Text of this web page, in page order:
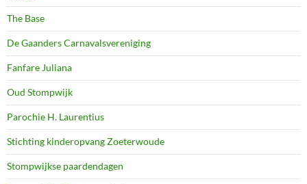
The Base
De Gaanders Carnavalsvereniging
Fanfare Juliana
Oud Stompwijk
Parochie H. Laurentius
Stichting kinderopvang Zoeterwoude
Stompwijkse paardendagen